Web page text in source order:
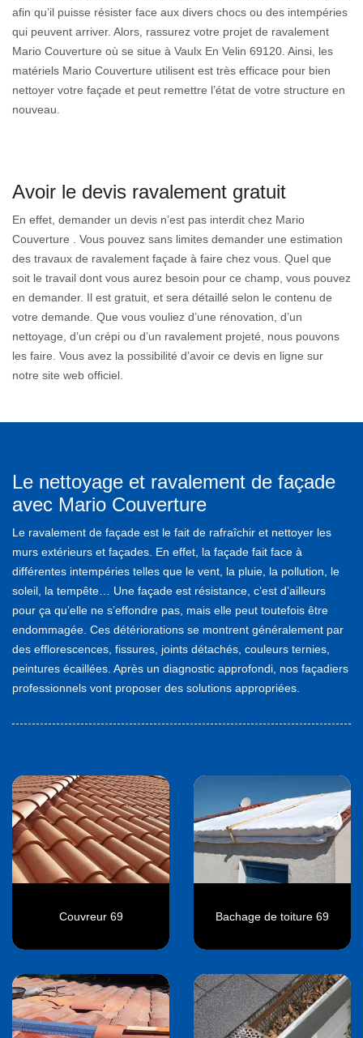
afin qu’il puisse résister face aux divers chocs ou des intempéries
qui peuvent arriver. Alors, rassurez votre projet de ravalement
Mario Couverture où se situe à Vaulx En Velin 69120. Ainsi, les
matériels Mario Couverture utilisent est très efficace pour bien
nettoyer votre façade et peut remettre l’état de votre structure en
nouveau.
Avoir le devis ravalement gratuit
En effet, demander un devis n’est pas interdit chez Mario
Couverture . Vous pouvez sans limites demander une estimation
des travaux de ravalement façade à faire chez vous. Quel que
soit le travail dont vous aurez besoin pour ce champ, vous pouvez
en demander. Il est gratuit, et sera détaillé selon le contenu de
votre demande. Que vous vouliez d’une rénovation, d’un
nettoyage, d’un crépi ou d’un ravalement projeté, nous pouvons
les faire. Vous avez la possibilité d’avoir ce devis en ligne sur
notre site web officiel.
Le nettoyage et ravalement de façade
avec Mario Couverture
Le ravalement de façade est le fait de rafraîchir et nettoyer les
murs extérieurs et façades. En effet, la façade fait face à
différentes intempéries telles que le vent, la pluie, la pollution, le
soleil, la tempête… Une façade est résistance, c’est d’ailleurs
pour ça qu’elle ne s’effondre pas, mais elle peut toutefois être
endommagée. Ces détériorations se montrent généralement par
des efflorescences, fissures, joints détachés, couleurs ternies,
peintures écaillées. Après un diagnostic approfondi, nos façadiers
professionnels vont proposer des solutions appropriées.
Couvreur 69 Bachage de toiture 69